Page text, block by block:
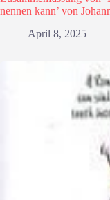
nennen kann’ von
April 8, 2025